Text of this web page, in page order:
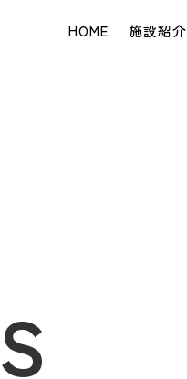
HOME 施設紹介